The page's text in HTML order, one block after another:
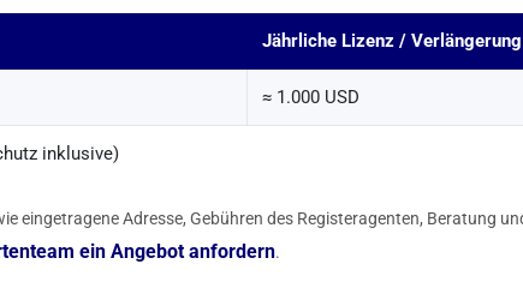
Jährliche Lizenz / Verlängerung
≈ 1.000 USD
inklusive)
eingetragene Adresse, Gebühren des Registeragenten, Beratung
ein Angebot anfordern.